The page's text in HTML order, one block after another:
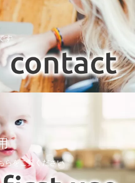
す
らをご覧ください